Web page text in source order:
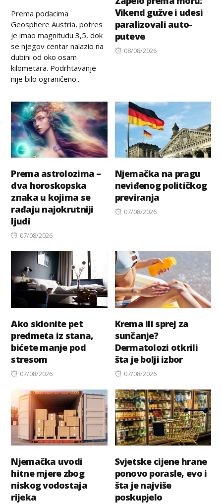
Prema podacima
Geosphere Austria, potres
je imao magnitudu 3,5, dok
se njegov centar nalazio na
dubini od oko osam
kilometara. Podrhtavanje
nije bilo ograničeno...
Vikend gužve i udesi
paralizovali auto-
puteve
Posted
08/08/2026
Prema astrolozima –
dva horoskopska
znaka u kojima se
rađaju najokrutniji
ljudi
Posted
07/08/2026
Njemačka na pragu
neviđenog političkog
previranja
Posted
07/08/2026
Ako sklonite pet
predmeta iz stana,
bićete manje pod
stresom
Posted
07/08/2026
Krema ili sprej za
sunčanje?
Dermatolozi otkrili
šta je bolji izbor
Posted
07/08/2026
Njemačka uvodi
hitne mjere zbog
niskog vodostaja
rijeka
Svjetske cijene hrane
ponovo porasle, evo i
šta je najviše
poskupjelo